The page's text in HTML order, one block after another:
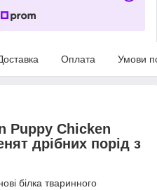
Оплата Умови
Puppy Chicken
дрібних порід з
білка тваринного